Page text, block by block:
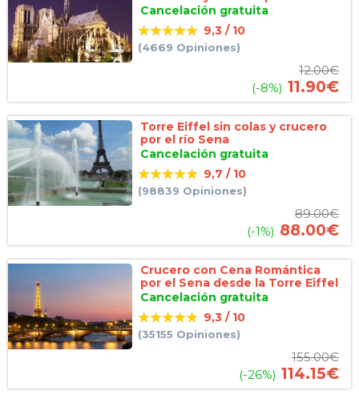
Cancelación gratuita
9,3 / 10
(4669 Opiniones)
12.00€
(-8%) 11.90€
Torre Eiffel sin colas y crucero
por el río Sena
Cancelación gratuita
9,7 / 10
(98839 Opiniones)
89.00€
(-1%) 88.00€
Crucero con Cena Romántica
por el Sena desde la Torre Eiffel
Cancelación gratuita
9,3 / 10
(35155 Opiniones)
155.00€
(-26%) 114.15€